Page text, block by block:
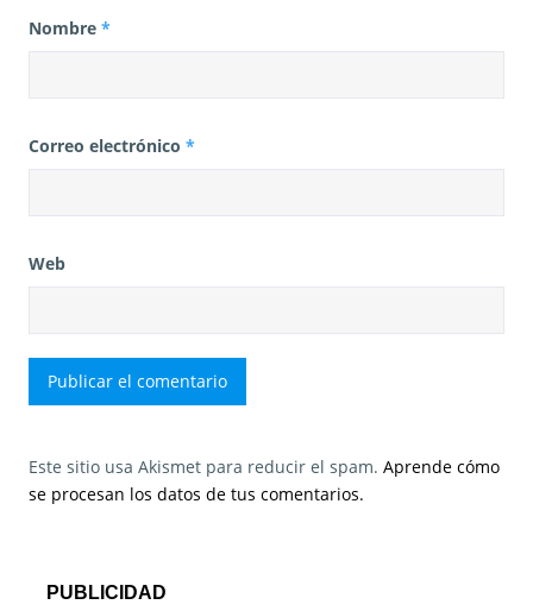
Nombre *
Correo electrónico *
Web
Este sitio usa Akismet para reducir el spam. Aprende cómo
se procesan los datos de tus comentarios.
PUBLICIDAD